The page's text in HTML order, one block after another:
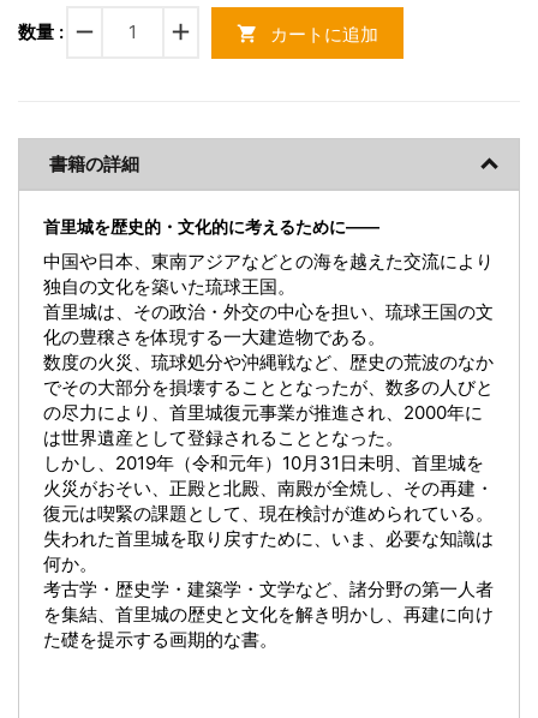
数量 : remove add shopping_cart カートに追加
書籍の詳細
首里城を歴史的・文化的に考えるために――
中国や日本、東南アジアなどとの海を越えた交流により
独自の文化を築いた琉球王国。
首里城は、その政治・外交の中心を担い、琉球王国の文
化の豊穣さを体現する一大建造物である。
数度の火災、琉球処分や沖縄戦など、歴史の荒波のなか
でその大部分を損壊することとなったが、数多の人びと
の尽力により、首里城復元事業が推進され、2000年に
は世界遺産として登録されることとなった。
しかし、2019年（令和元年）10月31日未明、首里城を
火災がおそい、正殿と北殿、南殿が全焼し、その再建・
復元は喫緊の課題として、現在検討が進められている。
失われた首里城を取り戻すために、いま、必要な知識は
何か。
考古学・歴史学・建築学・文学など、諸分野の第一人者
を集結、首里城の歴史と文化を解き明かし、再建に向け
た礎を提示する画期的な書。